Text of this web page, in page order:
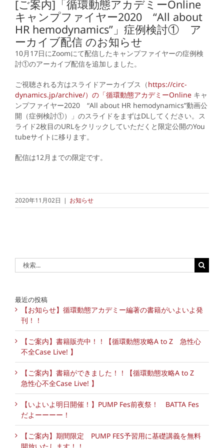
[ご案内]「循環動態アカデミーOnline
キャンプファイヤー2020 “All about
HR hemodynamics”」症例検討① ア
ーカイブ配信 のお知らせ
10月17日にZoomにて配信したキャンプファイヤーの症例検
討①のアーカイブ配信を追加しました。
ご視聴される方はスライドアーカイブス（https://circ-
dynamics.jp/archive/）の「循環動態アカデミーOnline キャ
ンプファイヤー2020 “All about HR hemodynamics”動画公
開（症例検討①）」のスライドをまずはDLしてください。ス
ライド2枚目のURLをクリックしていただくと限定公開のYou
tubeサイトに移ります。
配信は12月までの限定です。
2020年11月02日 | お知らせ
索
最近の投稿
【お知らせ】循環動態アカデミー編著の書籍がいよいよ発
刊！！
【ご案内】書籍販売中！！【循環動態攻略A to Z 急性心
不全Case Live! 】
【ご案内】書籍ができました！！【循環動態攻略A to Z
急性心不全Case Live! 】
【いよいよ明日開催！】PUMP Fes前夜祭！ BATTA Fes
だよーーーー！
【ご案内】期間限定 PUMP FES予習用に基礎講義を無料
開放いたします！！